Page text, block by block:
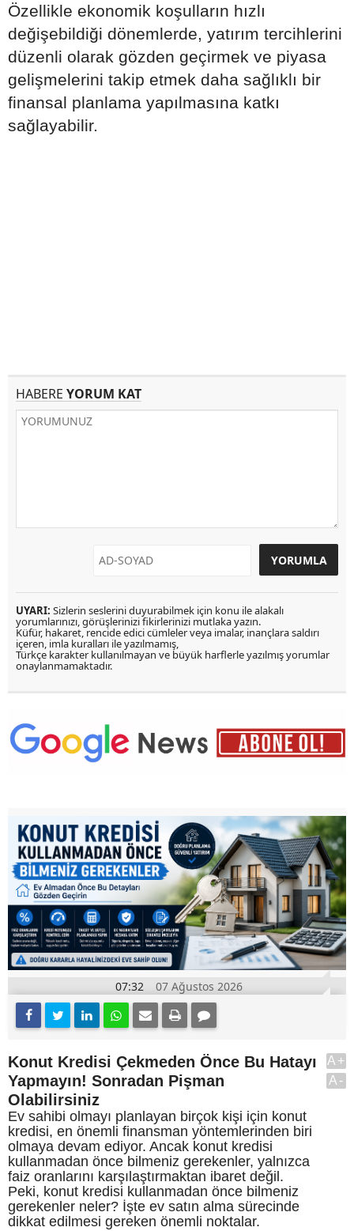
Özellikle ekonomik koşulların hızlı
değişebildiği dönemlerde, yatırım tercihlerini
düzenli olarak gözden geçirmek ve piyasa
gelişmelerini takip etmek daha sağlıklı bir
finansal planlama yapılmasına katkı
sağlayabilir.
HABERE YORUM KAT
UYARI: Sizlerin seslerini duyurabilmek için konu ile alakalı
yorumlarınızı, görüşlerinizi fikirlerinizi mutlaka yazın.
Küfür, hakaret, rencide edici cümleler veya imalar, inançlara saldırı
içeren, imla kuralları ile yazılmamış,
Türkçe karakter kullanılmayan ve büyük harflerle yazılmış yorumlar
onaylanmamaktadır.
07:32 07 Ağustos 2026
Konut Kredisi Çekmeden Önce Bu Hatayı
Yapmayın! Sonradan Pişman
Olabilirsiniz
Ev sahibi olmayı planlayan birçok kişi için konut
kredisi, en önemli finansman yöntemlerinden biri
olmaya devam ediyor. Ancak konut kredisi
kullanmadan önce bilmeniz gerekenler, yalnızca
faiz oranlarını karşılaştırmaktan ibaret değil.
Peki, konut kredisi kullanmadan önce bilmeniz
gerekenler neler? İşte ev satın alma sürecinde
dikkat edilmesi gereken önemli noktalar.
A+
A-